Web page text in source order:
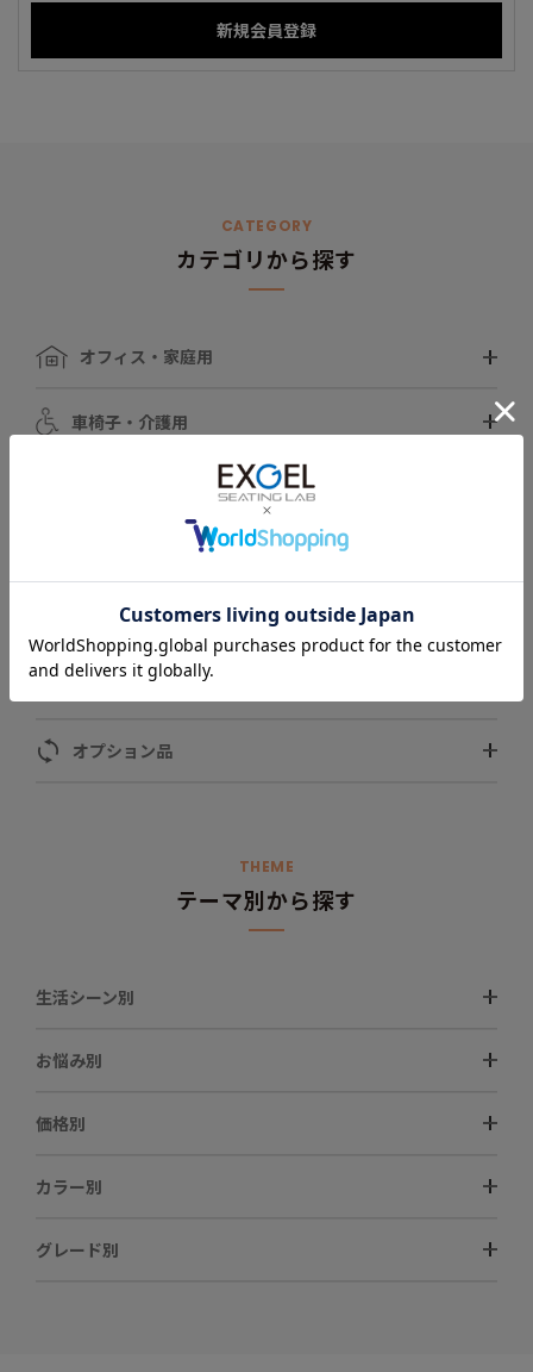
CATEGORY
カテゴリから探す
オフィス・家庭用
車椅子・介護用
ペット用
モータースポーツ用
オプション品
THEME
テーマ別から探す
生活シーン別
お悩み別
価格別
カラー別
グレード別